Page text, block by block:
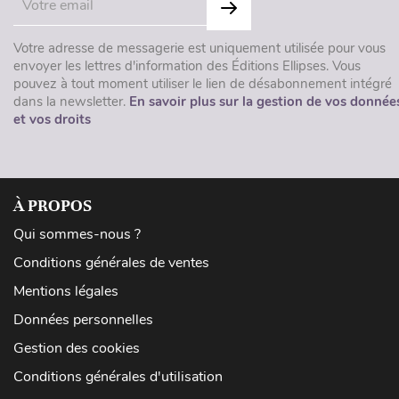
Votre adresse de messagerie est uniquement utilisée pour vous
envoyer les lettres d'information des Éditions Ellipses. Vous
pouvez à tout moment utiliser le lien de désabonnement intégré
dans la newsletter. En savoir plus sur la gestion de vos
et vos droits
À PROPOS
Qui sommes-nous ?
Conditions générales de ventes
Mentions légales
Données personnelles
Gestion des cookies
Conditions générales d'utilisation